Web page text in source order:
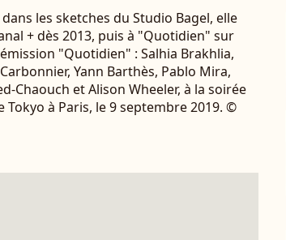
les sketches du Studio Bagel, elle
+ dès 2013, puis à "Quotidien" sur
"Quotidien" : Salhia Brakhlia,
Yann Barthès, Pablo Mira,
Chaouch et Alison Wheeler, à la soirée
Tokyo à Paris, le 9 septembre 2019. ©